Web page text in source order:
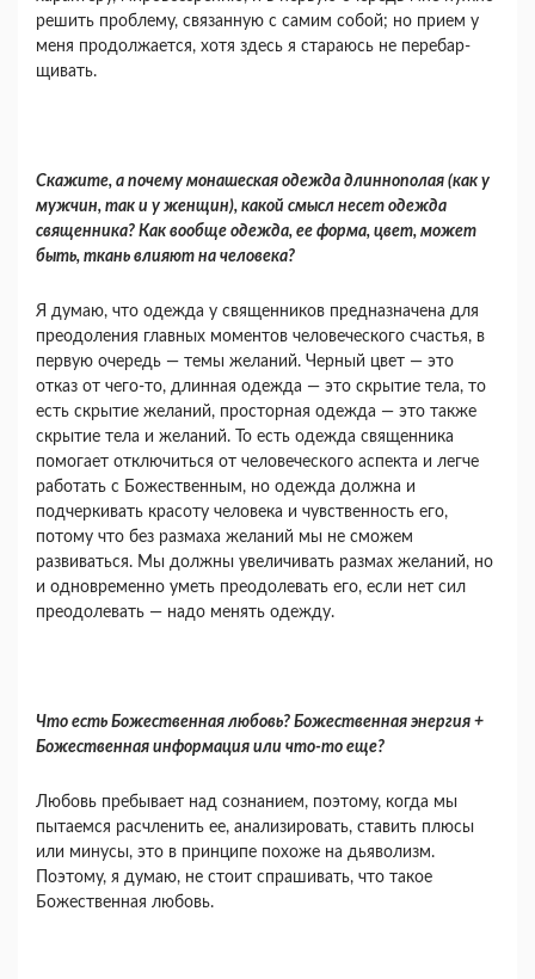
решить проб­лему, связанную с самим собой; но прием у
меня продолжается, хотя здесь я стараюсь не перебар­
щивать.
Скажите, а почему монашеская одежда длин­нополая (как у
мужчин, так и у женщин), какой смысл несет одежда
священника? Как вообще одежда, ее форма, цвет, может
быть, ткань влия­ют на человека?
Я думаю, что одежда у священников пред­назначена для
преодоления главных моментов че­ловеческого счастья, в
первую очередь — темы желаний. Черный цвет — это
отказ от чего-то, длинная одежда — это скрытие тела, то
есть скрытие желаний, просторная одежда — это так­же
скрытие тела и желаний. То есть одежда свя­щенника
помогает отключиться от человеческого аспекта и легче
работать с Божественным, но одежда должна и
подчеркивать красоту человека и чувственность его,
потому что без размаха жела­ний мы не сможем
развиваться. Мы должны уве­личивать размах желаний, но
и одновременно уметь преодолевать его, если нет сил
преодоле­вать — надо менять одежду.
Что есть Божественная любовь? Божествен­ная энергия +
Божественная информация или что-то еще?
Любовь пребывает над сознанием, поэтому, когда мы
пытаемся расчленить ее, анализировать, ставить плюсы
или минусы, это в принципе похо­же на дьяволизм.
Поэтому, я думаю, не стоит спрашивать, что такое
Божественная любовь.